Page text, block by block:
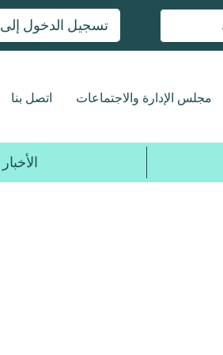
تسجيل الدخول إلى MyChart
مجلس الإدارة والاجتماعات اتصل بنا
الأخبار